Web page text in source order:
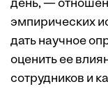
день, —
эмпирических
дать научное
оценить ее
сотрудников и